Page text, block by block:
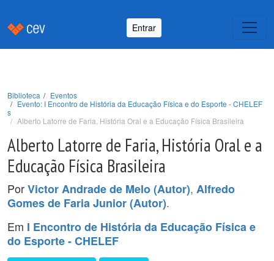
Entrar
Biblioteca
Eventos
Evento: I Encontro de História da Educação Física e do Esporte - CHELEF
s
Alberto Latorre de Faria, História Oral e a Educação Física Brasileira
Alberto Latorre de Faria, História Oral e a
Educação Física Brasileira
PorVictor Andrade de Melo (Autor), Alfredo
Gomes de Faria Junior (Autor).
Em I Encontro de História da Educação Física e
do Esporte - CHELEF